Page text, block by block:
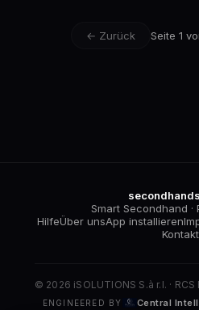
← Zurück Seite 1
Smart Secondhand ·
HilfeÜber unsApp installieren
Kontakt
© 2026 iSOLUTIONS S.à r.l. ·
ENGINEERED BY Central